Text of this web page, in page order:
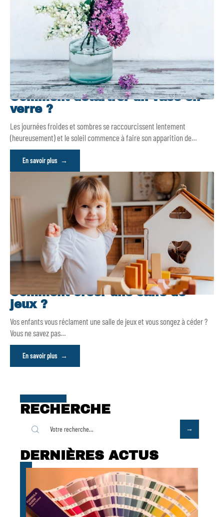
Comment détartrer un vase en
verre ?
Les journées froides et sombres se raccourcissent lentement
(heureusement) et le soleil commence à faire son apparition de…
En savoir plus
Comment créer une salle de
jeux ?
Vos enfants vous réclament une salle de jeux et vous songez à céder ?
Vous ne savez pas…
En savoir plus
RECHERCHE
DERNIÈRES ACTUS